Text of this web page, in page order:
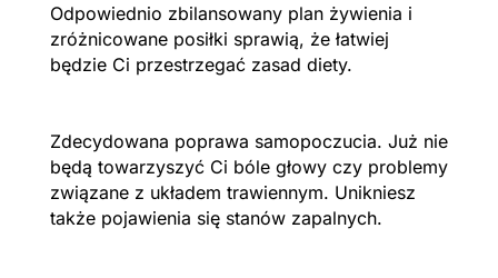
Odpowiednio zbilansowany plan żywienia i
zróżnicowane posiłki sprawią, że łatwiej
będzie Ci przestrzegać zasad diety.
Zdecydowana poprawa samopoczucia. Już nie
będą towarzyszyć Ci bóle głowy czy problemy
związane z układem trawiennym. Unikniesz
także pojawienia się stanów zapalnych.